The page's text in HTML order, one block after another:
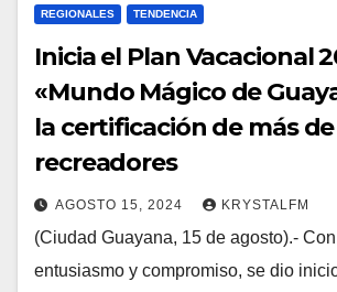
REGIONALES TENDENCIA
Inicia el Plan Vacacional
«Mundo Mágico de
la certificación de más
recreadores
AGOSTO 15, 2024 KRYSTALFM
(Ciudad Guayana, 15 de agosto).-
entusiasmo y compromiso, se dio